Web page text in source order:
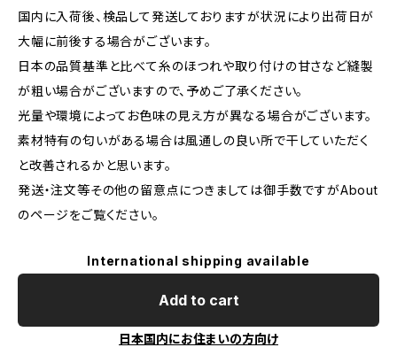
国内に入荷後、検品して発送しておりますが状況により出荷日が
大幅に前後する場合がございます。
日本の品質基準と比べて糸のほつれや取り付けの甘さなど縫製
が粗い場合がございますので、予めご了承ください。
光量や環境によってお色味の見え方が異なる場合がございます。
素材特有の匂いがある場合は風通しの良い所で干していただく
と改善されるかと思います。
発送・注文等その他の留意点につきましては御手数ですがAbout
のページをご覧ください。
International shipping available
Add to cart
日本国内にお住まいの方向け